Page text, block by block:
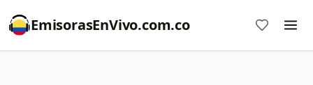
EmisorasEnVivo.com.co